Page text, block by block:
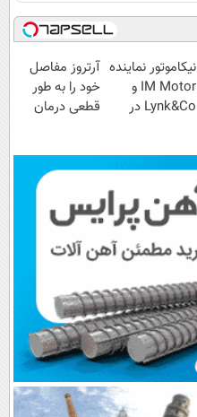
نیکاموتور نماینده
IM Motor و
Lynk&Co در
آرتروز مفاصل
خود را به طور
قطعی درمان